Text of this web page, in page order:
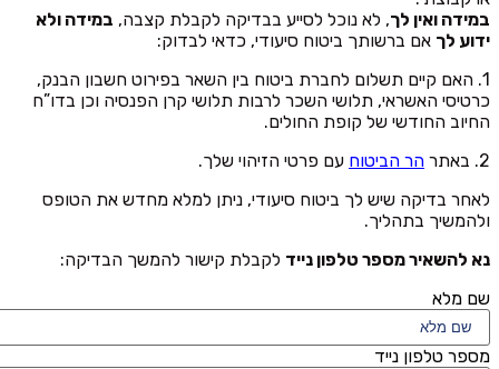
במידה ואין לך, לא נוכל לסייע בבדיקה לקבלת קצבה, במידה ולא
ידוע לך אם ברשותך ביטוח סיעודי, כדאי לבדוק:
1. האם קיים תשלום לחברת ביטוח בין השאר בפירוט חשבון הבנק,
כרטיסי האשראי, תלושי השכר לרבות תלושי קרן הפנסיה וכן בדו”ח
החיוב החודשי של קופת החולים.
2. באתר
הר הביטוח עם פרטי הזיהוי שלך.
לאחר בדיקה שיש לך ביטוח סיעודי, ניתן למלא מחדש את הטופס
ולהמשיך בתהליך.
נא להשאיר מספר טלפון נייד לקבלת קישור להמשך הבדיקה:
שם מלא
מספר טלפון נייד